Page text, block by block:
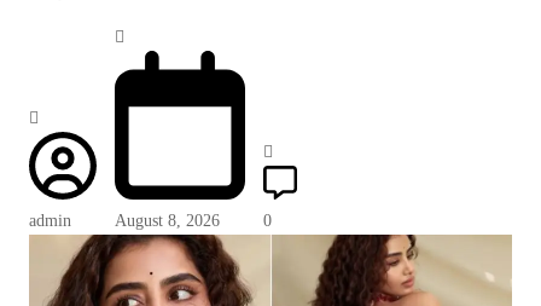
admin August 8, 2026 0